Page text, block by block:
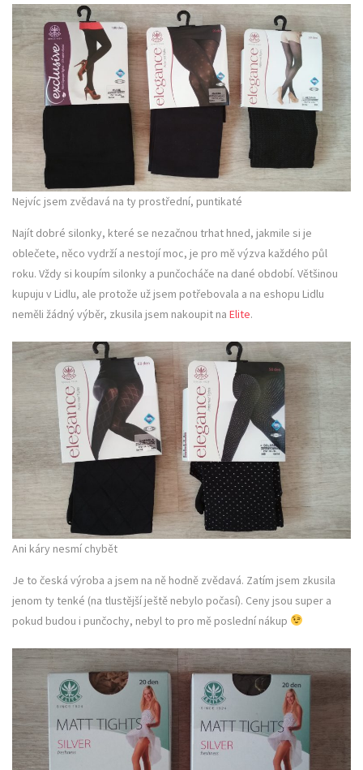
Nejvíc jsem zvědavá na ty prostřední, puntikaté
Najít dobré silonky, které se nezačnou trhat hned, jakmile si je
oblečete, něco vydrží a nestojí moc, je pro mě výzva každého půl
roku. Vždy si koupím silonky a punčocháče na dané období. Většinou
kupuju v Lidlu, ale protože už jsem potřebovala a na eshopu Lidlu
neměli žádný výběr, zkusila jsem nakoupit na Elite.
Ani káry nesmí chybět
Je to česká výroba a jsem na ně hodně zvědavá. Zatím jsem zkusila
jenom ty tenké (na tlustější ještě nebylo počasí). Ceny jsou super a
pokud budou i punčochy, nebyl to pro mě poslední nákup